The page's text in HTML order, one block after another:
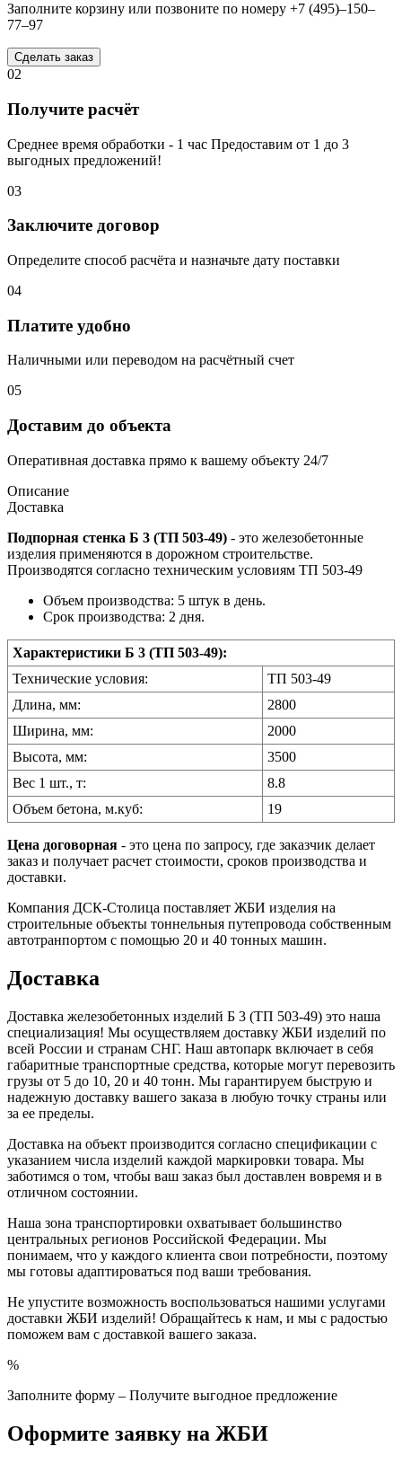
Заполните корзину или позвоните по номеру +7 (495)–150–
77–97
Сделать заказ
02
Получите расчёт
Среднее время обработки - 1 час Предоставим от 1 до 3
выгодных предложений!
03
Заключите договор
Определите способ расчёта и назначьте дату поставки
04
Платите удобно
Наличными или переводом на расчётный счет
05
Доставим до объекта
Оперативная доставка прямо к вашему объекту 24/7
Описание
Доставка
Подпорная стенка Б 3 (ТП 503-49) - это железобетонные
изделия применяются в дорожном строительстве.
Производятся согласно техническим условиям ТП 503-49
Объем производства: 5 штук в день.
Срок производства: 2 дня.
Характеристики Б 3 (ТП 503-49):
Технические условия:
ТП 503-49
Длина, мм:
2800
Ширина, мм:
2000
Высота, мм:
3500
Вес 1 шт., т:
8.8
Объем бетона, м.куб:
19
Цена договорная - это цена по запросу, где заказчик делает
заказ и получает расчет стоимости, сроков производства и
доставки.
Компания ДСК-Столица поставляет ЖБИ изделия на
строительные объекты тоннельныя путепровода собственным
автотранпортом с помощью 20 и 40 тонных машин.
Доставка
Доставка железобетонных изделий Б 3 (ТП 503-49) это наша
специализация! Мы осуществляем доставку ЖБИ изделий по
всей России и странам СНГ. Наш автопарк включает в себя
габаритные транспортные средства, которые могут перевозить
грузы от 5 до 10, 20 и 40 тонн. Мы гарантируем быструю и
надежную доставку вашего заказа в любую точку страны или
за ее пределы.
Доставка на объект производится согласно спецификации с
указанием числа изделий каждой маркировки товара. Мы
заботимся о том, чтобы ваш заказ был доставлен вовремя и в
отличном состоянии.
Наша зона транспортировки охватывает большинство
центральных регионов Российской Федерации. Мы
понимаем, что у каждого клиента свои потребности, поэтому
мы готовы адаптироваться под ваши требования.
Не упустите возможность воспользоваться нашими услугами
доставки ЖБИ изделий! Обращайтесь к нам, и мы с радостью
поможем вам с доставкой вашего заказа.
%
Заполните форму – Получите выгодное предложение
Оформите заявку на ЖБИ